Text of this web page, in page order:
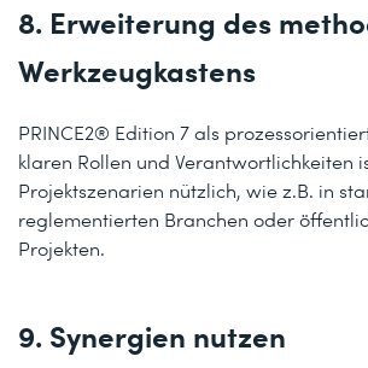
8. Erweiterung des
Werkzeugkastens
PRINCE2® Edition 7 als
klaren Rollen und Verantwortlichkeiten
Projektszenarien nützlich, wie z.B. in
reglementierten Branchen oder
Projekten.
9. Synergien nutzen